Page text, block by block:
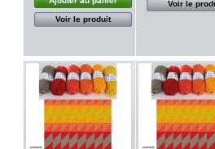
Voir le produit
Voir le